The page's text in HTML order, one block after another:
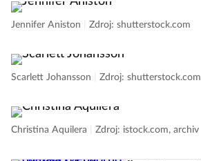
Jennifer Aniston Zdroj: shutterstock.com
Scarlett Johansson Zdroj: shutterstock.com
Christina Aquilera Zdroj: istock.com, archiv